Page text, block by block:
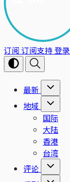
订阅 订阅支持登录
最新
地域
国际
大陆
香港
台湾
评论